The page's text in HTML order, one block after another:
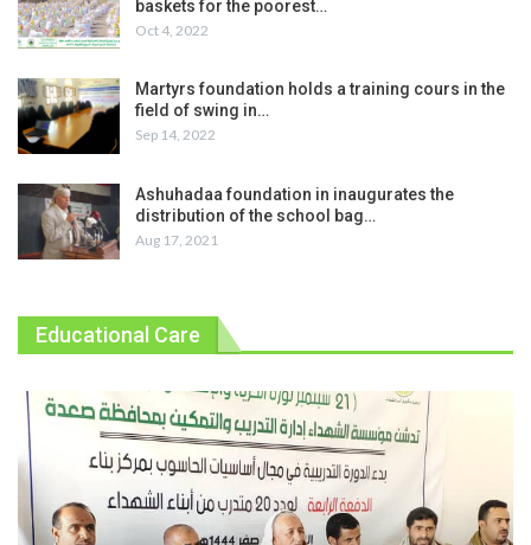
baskets for the poorest…
Oct 4, 2022
Martyrs foundation holds a training cours in the
field of swing in…
Sep 14, 2022
Ashuhadaa foundation in inaugurates the
distribution of the school bag…
Aug 17, 2021
Educational Care